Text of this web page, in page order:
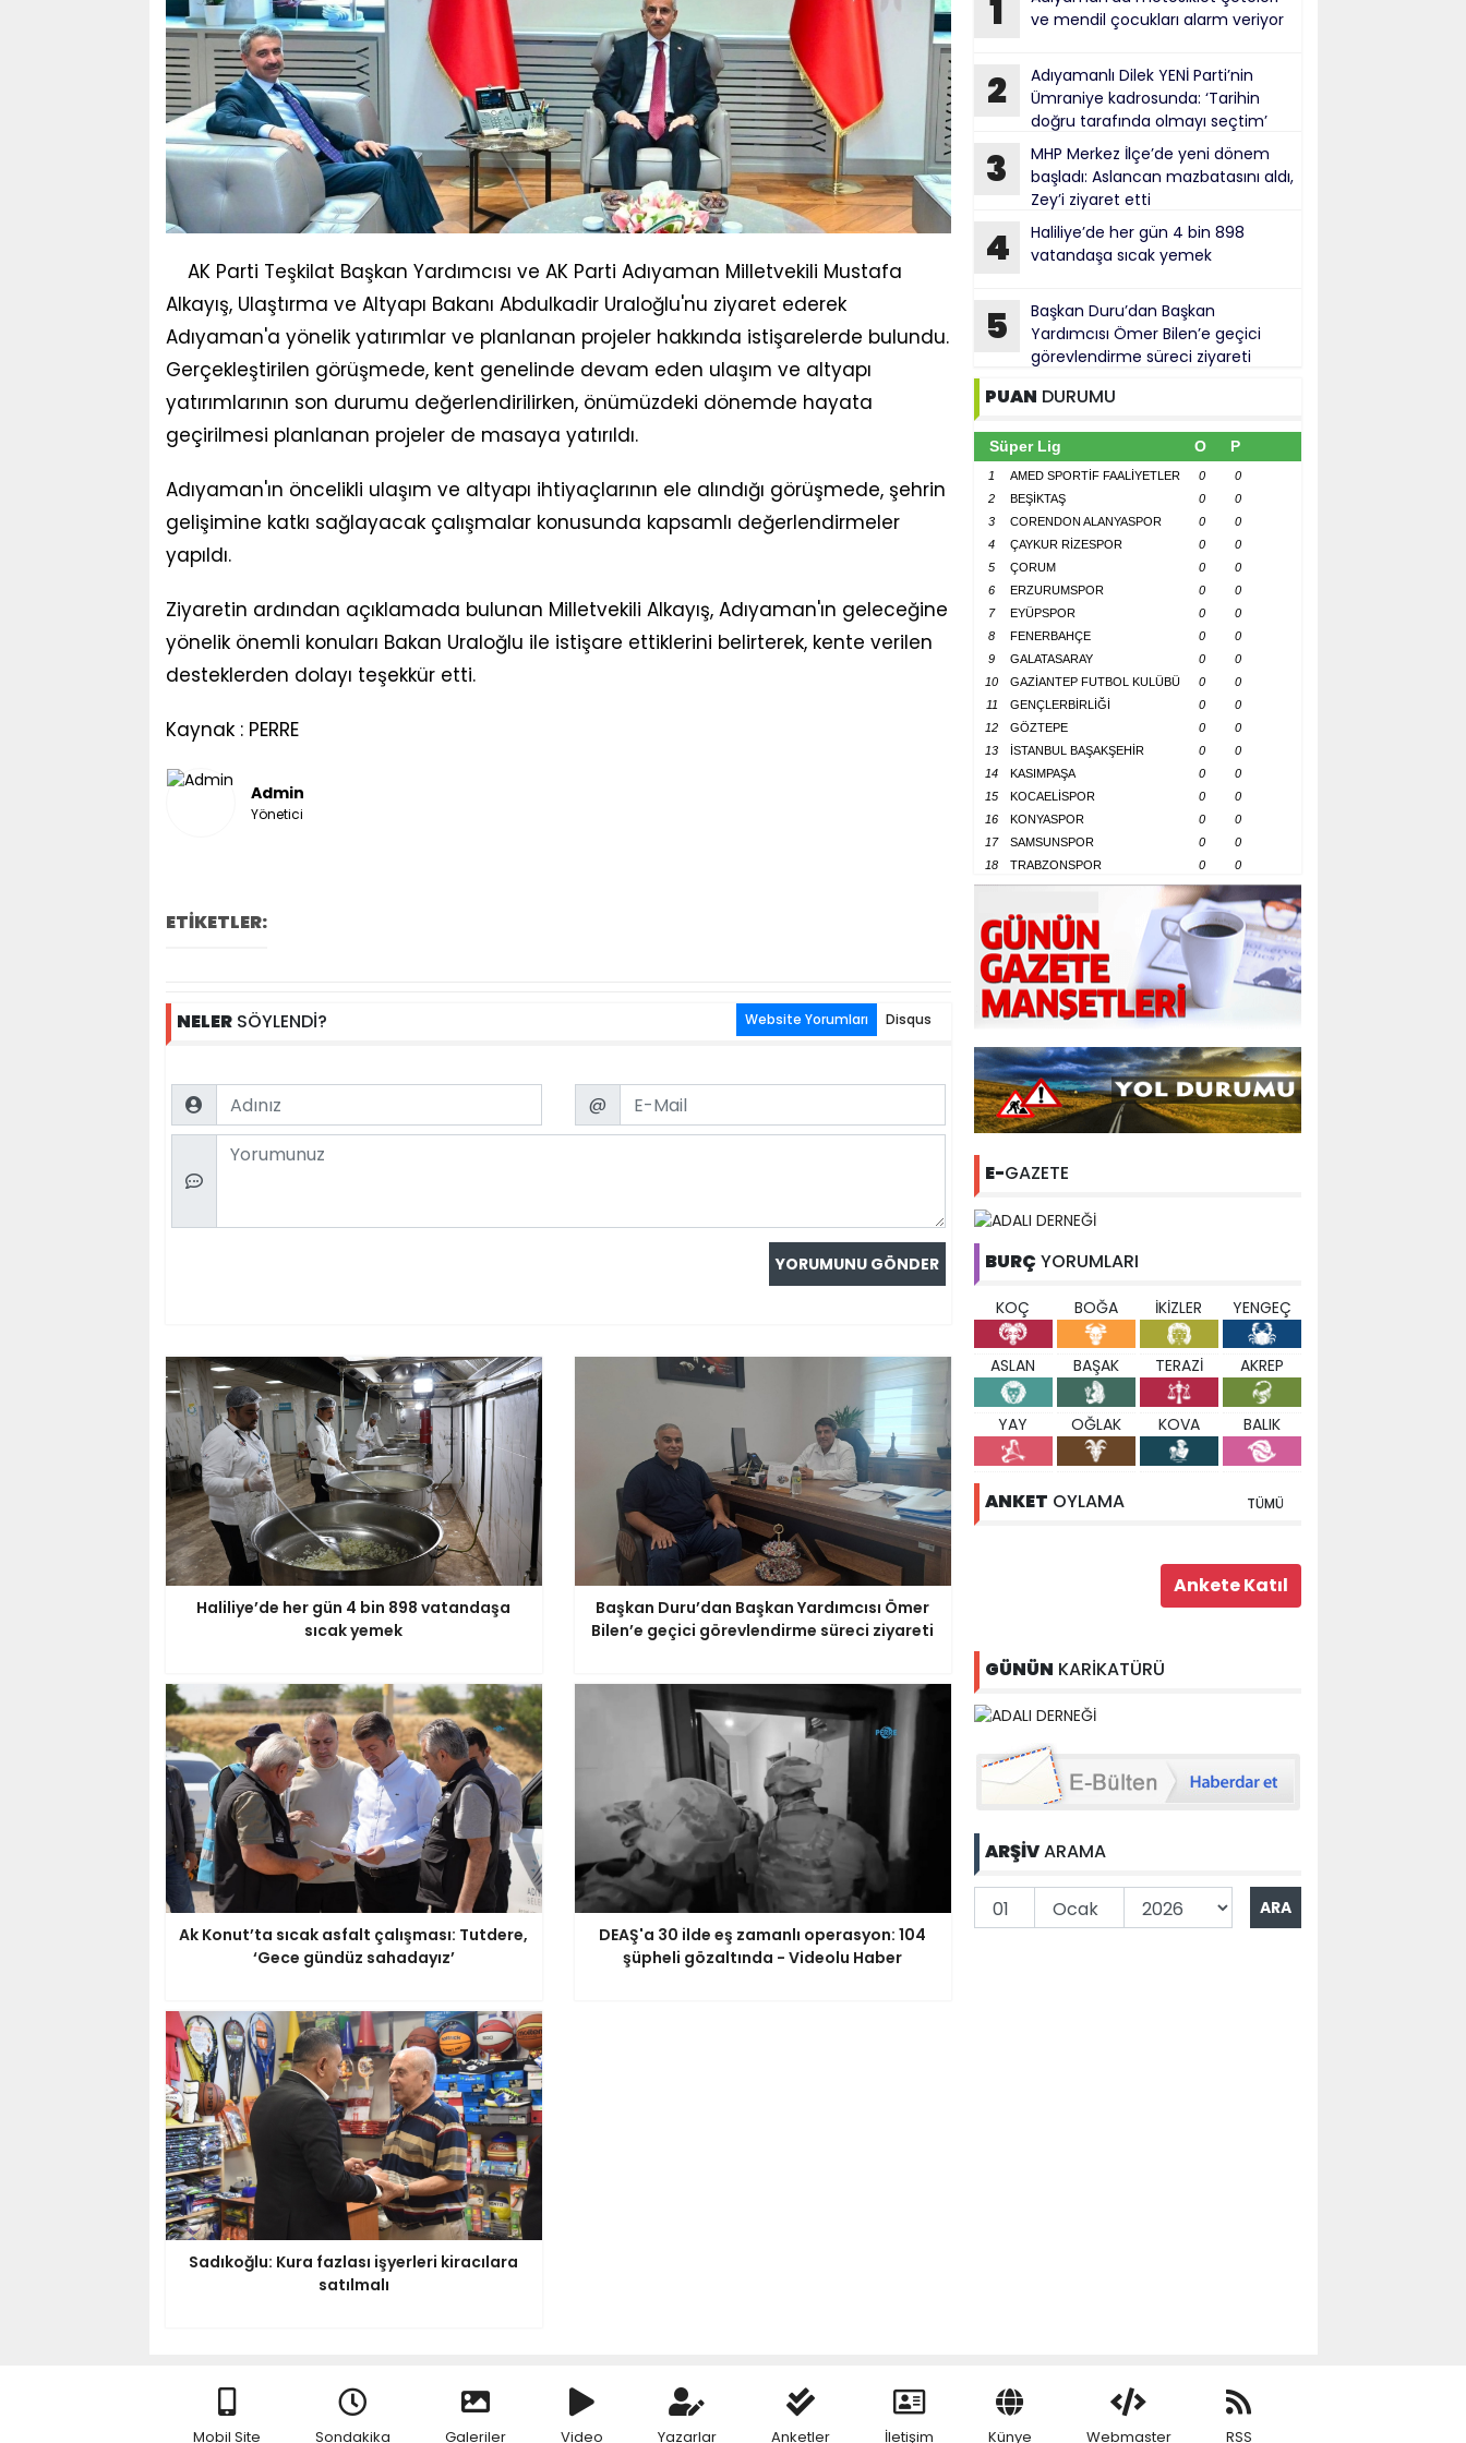
AK Parti Teşkilat Başkan Yardımcısı ve AK Parti Adıyaman Milletvekili Mustafa
Alkayış, Ulaştırma ve Altyapı Bakanı Abdulkadir Uraloğlu'nu ziyaret ederek
Adıyaman'a yönelik yatırımlar ve planlanan projeler hakkında istişarelerde bulundu.
Gerçekleştirilen görüşmede, kent genelinde devam eden ulaşım ve altyapı
yatırımlarının son durumu değerlendirilirken, önümüzdeki dönemde hayata
geçirilmesi planlanan projeler de masaya yatırıldı.
Adıyaman'ın öncelikli ulaşım ve altyapı ihtiyaçlarının ele alındığı görüşmede, şehrin
gelişimine katkı sağlayacak çalışmalar konusunda kapsamlı değerlendirmeler
yapıldı.
Ziyaretin ardından açıklamada bulunan Milletvekili Alkayış, Adıyaman'ın geleceğine
yönelik önemli konuları Bakan Uraloğlu ile istişare ettiklerini belirterek, kente verilen
desteklerden dolayı teşekkür etti.
Kaynak : PERRE
Admin
Yönetici
ETİKETLER:
NELERSÖYLENDİ? Website Yorumları Disqus
Name Email
@
Comment
Haliliye’de her gün 4 bin 898 vatandaşa
sıcak yemek
Başkan Duru’dan Başkan Yardımcısı Ömer
Bilen’e geçici görevlendirme süreci ziyareti
Ak Konut’ta sıcak asfalt çalışması: Tutdere,
‘Gece gündüz sahadayız’
DEAŞ'a 30 ilde eş zamanlı operasyon: 104
şüpheli gözaltında - Videolu Haber
Sadıkoğlu: Kura fazlası işyerleri kiracılara
satılmalı
1
ve mendil çocukları alarm veriyor
2
Adıyamanlı Dilek YENİ Parti’nin
Ümraniye kadrosunda: ‘Tarihin
doğru tarafında olmayı seçtim’
3
MHP Merkez İlçe’de yeni dönem
başladı: Aslancan mazbatasını aldı,
Zey’i ziyaret etti
4
Haliliye’de her gün 4 bin 898
vatandaşa sıcak yemek
5
Başkan Duru’dan Başkan
Yardımcısı Ömer Bilen’e geçici
görevlendirme süreci ziyareti
PUAN DURUMU
Süper Lig O P
1 AMED SPORTİF FAALİYETLER 0
0
2
BEŞİKTAŞ 0
0
3
CORENDON ALANYASPOR 0
0
4
ÇAYKUR RİZESPOR 0
0
5
ÇORUM 0
0
6
ERZURUMSPOR 0
0
7
EYÜPSPOR 0
0
8
FENERBAHÇE 0
0
9
GALATASARAY 0
0
10
GAZİANTEP FUTBOL KULÜBÜ 0
0
11
GENÇLERBİRLİĞİ 0
0
12
GÖZTEPE 0
0
13
İSTANBUL BAŞAKŞEHİR 0
0
14
KASIMPAŞA 0
0
15
KOCAELİSPOR 0
0
16
KONYASPOR 0
0
17
SAMSUNSPOR 0
0
18
TRABZONSPOR 0 0
E-GAZETE
BURÇ YORUMLARI
KOÇ BOĞA İKİZLER YENGEÇ
ASLAN BAŞAK TERAZİ AKREP
YAY OĞLAK KOVA BALIK
ANKET OYLAMA TÜMÜ
GÜNÜN KARİKATÜRÜ
ARŞİVARAMA
Mobil Site Sondakika Galeriler Video Yazarlar Anketler İletişim Künye Webmaster RSS